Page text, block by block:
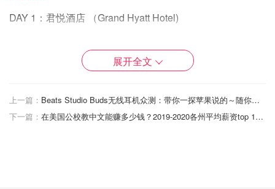
DAY 1：君悦酒店 （Grand Hyatt Hotel)
1. 太空针塔，奇胡利玻璃园（在同一个区域）
2. 派克市场，摩天轮，第一家星巴克
展开全文
上一篇：
Beats Studio Buds无线耳机众测：带你一探苹果说的～随你掌控的降噪、毫不妥协的音质！
下一篇：
在美国公校教中文能赚多少钱？2019-2020各州平均薪资top 10及变化幅度